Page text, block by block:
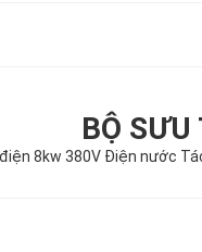
BỘ SƯU
8kw 380V Điện nước